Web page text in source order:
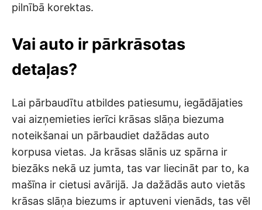
pilnībā korektas.
Vai auto ir pārkrāsotas
detaļas?
Lai pārbaudītu atbildes patiesumu, iegādājaties
vai aizņemieties ierīci krāsas slāņa biezuma
noteikšanai un pārbaudiet dažādas auto
korpusa vietas. Ja krāsas slānis uz spārna ir
biezāks nekā uz jumta, tas var liecināt par to, ka
mašīna ir cietusi avārijā. Ja dažādās auto vietās
krāsas slāņa biezums ir aptuveni vienāds, tas vēl